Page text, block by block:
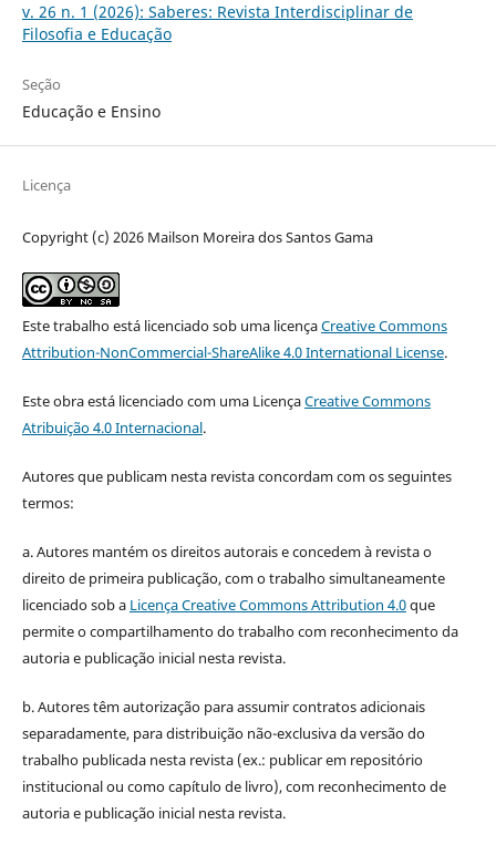
v. 26 n. 1 (2026): Saberes: Revista Interdisciplinar de
Filosofia e Educação
Seção
Educação e Ensino
Licença
Copyright (c) 2026 Mailson Moreira dos Santos Gama
Este trabalho está licenciado sob uma licençaCreative Commons
Attribution-NonCommercial-ShareAlike 4.0 International License.
Este obra está licenciado com uma LicençaCreative Commons
Atribuição 4.0 Internacional.
Autores que publicam nesta revista concordam com os seguintes
termos:
a. Autores mantém os direitos autorais e concedem à revista o
direito de primeira publicação, com o trabalho simultaneamente
licenciado sob a Licença Creative Commons Attribution 4.0que
permite o compartilhamento do trabalho com reconhecimento da
autoria e publicação inicial nesta revista.
b. Autores têm autorização para assumir contratos adicionais
separadamente, para distribuição não-exclusiva da versão do
trabalho publicada nesta revista (ex.: publicar em repositório
institucional ou como capítulo de livro), com reconhecimento de
autoria e publicação inicial nesta revista.